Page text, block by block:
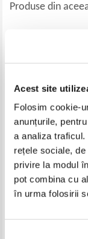
Acest site
Folosim cookie-
anunțurile,
a analiza
rețele sociale,
privire la modul
pot combina cu
în urma folosirii
Produse din
Johann Filstich -
Pret:20,00Lei
Adaugă în coș